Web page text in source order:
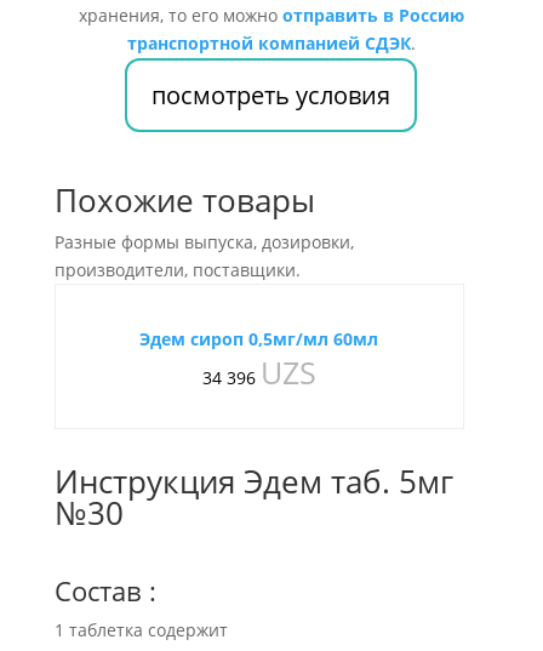
хранения, то его можно отправить в Россию
транспортной компанией СДЭК.
посмотреть условия
Похожие товары
Разные формы выпуска, дозировки,
производители, поставщики.
Эдем сироп 0,5мг/мл 60мл
34 396 UZS
Инструкция Эдем таб. 5мг
№30
Состав :
1 таблетка содержит